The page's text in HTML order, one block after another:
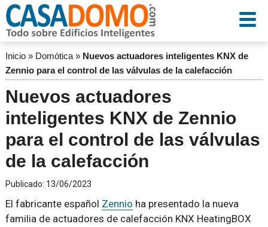
Inicio» Domótica» Nuevos actuadores inteligentes KNX de
Zennio para el control de las válvulas de la calefacción
Nuevos actuadores
inteligentes KNX de Zennio
para el control de las válvulas
de la calefacción
Publicado: 13/06/2023
El fabricante español Zennio ha presentado la nueva
familia de actuadores de calefacción KNX HeatingBOX